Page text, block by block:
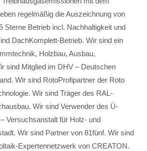
regelmäßig die Auszeichnung von
Sterne Betrieb incl. Nachhaltigkeit und
DachKomplett-Betrieb. Wir sind ein
Holzbau, Ausbau,
sind Mitglied im DHV – Deutschen
Wir sind RotoProfipartner der Roto
Wir sind Träger des RAL-
Wir sind Verwender des Ü-
Versuchsanstalt für Holz- und
Wir sind Partner von 81fünf. Wir sind
Expertennetzwerk von CREATON.